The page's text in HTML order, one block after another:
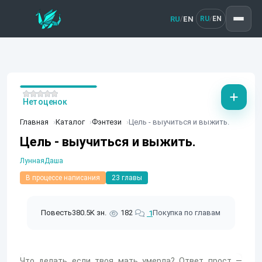
RU/EN RU/ EN
Главная Каталог Фэнтези Цель - выучиться и выжить.
Цель - выучиться и выжить.
ЛуннаяДаша
В процессе написания 23 главы
Повесть380.5K зн. 182 1Покупка по главам
Нет оценок